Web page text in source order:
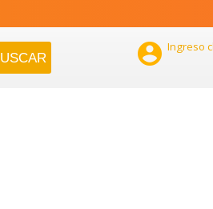
 Ingreso